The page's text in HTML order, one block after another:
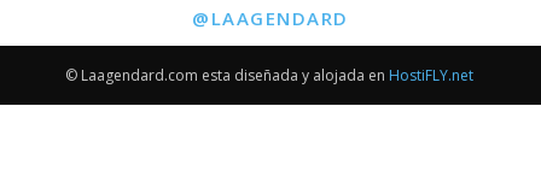
@LAAGENDARD
© Laagendard.com esta diseñada y alojada en HostiFLY.net